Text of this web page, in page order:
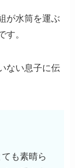
が水筒を運ぶ
す。
ない息子に伝
も素晴ら